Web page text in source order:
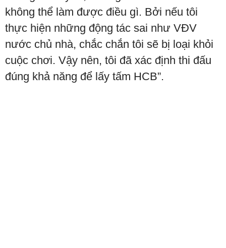
không thể làm được điều gì. Bởi nếu tôi
thực hiện những động tác sai như VĐV
nước chủ nhà, chắc chắn tôi sẽ bị loại khỏi
cuộc chơi. Vậy nên, tôi đã xác định thi đấu
đúng khả năng để lấy tấm HCB”.